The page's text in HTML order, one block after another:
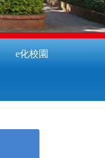
e化校園